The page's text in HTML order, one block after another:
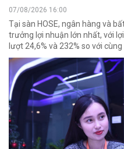
07/08/2026 16:00
Tại sàn HOSE, ngân hàng và
trưởng lợi nhuận lớn nhất, với
lượt 24,6% và 232% so với cùng